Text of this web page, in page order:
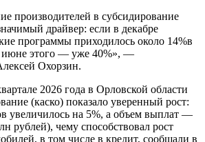
производителей в субсидирование
драйвер: если в декабре
программы приходилось около 14%в
июне этого — уже 40%», —
Охорзин.
2026 года в Орловской области
(каско) показало уверенный рост:
увеличилось на 5%, а объем выплат —
рублей), чему способствовал рост
в том числе в кредит, сообщали в